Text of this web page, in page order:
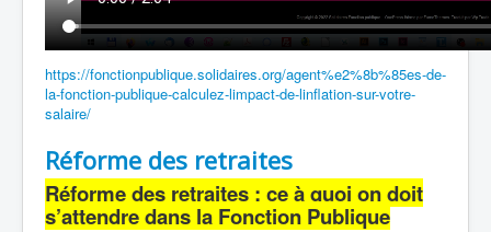
https://fonctionpublique.solidaires.org/agent%e2%8b%85es-de-
la-fonction-publique-calculez-limpact-de-linflation-sur-votre-
salaire/
Réforme des retraites
Réforme des retraites : ce à quoi on doit
s’attendre dans la Fonction Publique